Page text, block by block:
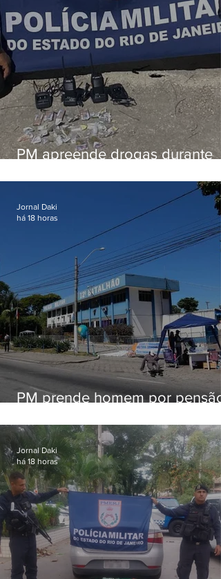
PM apreende drogas durante
PM prende homem por pensão
Jornal Daki
há 18 horas
Jornal Daki
há 18 horas